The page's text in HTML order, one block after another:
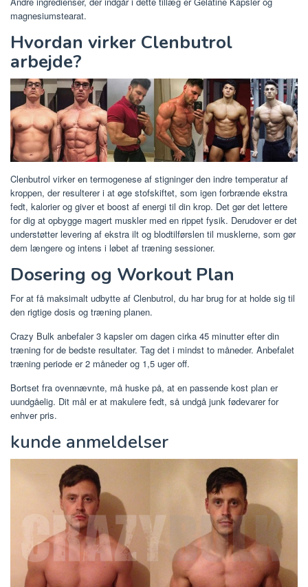
magnesiumstearat.
Hvordan virker Clenbutrol
arbejde?
Clenbutrol virker en termogenese af stigninger den indre temperatur af
kroppen, der resulterer i at øge stofskiftet, som igen forbrænde ekstra
fedt, kalorier og giver et boost af energi til din krop. Det gør det lettere
for dig at opbygge magert muskler med en rippet fysik. Derudover er det
understøtter levering af ekstra ilt og blodtilførslen til musklerne, som gør
dem længere og intens i løbet af træning sessioner.
Dosering og Workout Plan
For at få maksimalt udbytte af Clenbutrol, du har brug for at holde sig til
den rigtige dosis og træning planen.
Crazy Bulk anbefaler 3 kapsler om dagen cirka 45 minutter efter din
træning for de bedste resultater. Tag det i mindst to måneder. Anbefalet
træning periode er 2 måneder og 1,5 uger off.
Bortset fra ovennævnte, må huske på, at en passende kost plan er
uundgåelig. Dit mål er at makulere fedt, så undgå junk fødevarer for
enhver pris.
kunde anmeldelser